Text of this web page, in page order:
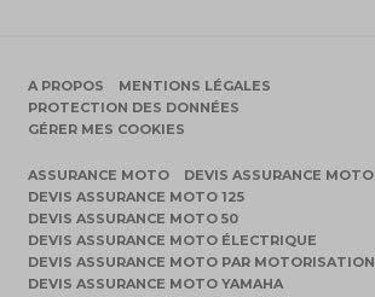
A PROPOS
MENTIONS LÉGALES
PROTECTION DES DONNÉES
GÉRER MES COOKIES
ASSURANCE MOTO
DEVIS ASSURANCE MOTO
DEVIS ASSURANCE MOTO 125
DEVIS ASSURANCE MOTO 50
DEVIS ASSURANCE MOTO ÉLECTRIQUE
DEVIS ASSURANCE MOTO PAR MOTORISATION
DEVIS ASSURANCE MOTO YAMAHA